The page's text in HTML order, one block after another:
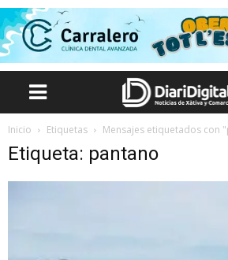
Inicio Etiquetas Mensajes etiquetados con
Etiqueta: pantano